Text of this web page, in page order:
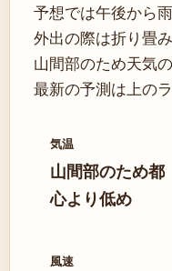
予想では午後から
外出の際は折り畳
山間部のため天気
最新の予測は上の
気温
山間部のため都
心より低め
風速